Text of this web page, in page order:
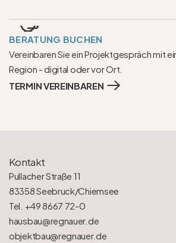
BERATUNG BUCHEN
Vereinbaren Sie ein Projektgespräch mit
Region - digital oder vor Ort.
TERMIN VEREINBAREN
Kontakt
Pullacher Straße 11
83358 Seebruck/Chiemsee
Tel. +49 8667 72-0
hausbau@regnauer.de
objektbau@regnauer.de